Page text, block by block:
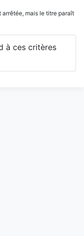
mais le titre paraît
à ces critères